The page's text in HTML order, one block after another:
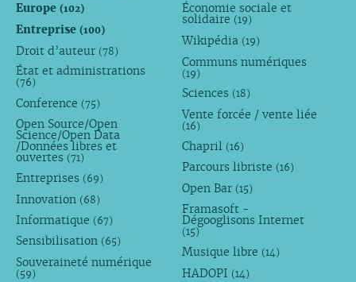
Europe (102)
Entreprise (100)
Droit d’auteur (78)
État et administrations
(76)
Conference (75)
Open Source/Open
Science/Open Data
/Données libres et
ouvertes (71)
Entreprises (69)
Innovation (68)
Informatique (67)
Sensibilisation (65)
Souveraineté numérique
(59)
Économie sociale et
solidaire (19)
Wikipédia (19)
Communs numériques
(19)
Sciences (18)
Vente forcée / vente liée
(16)
Chapril (16)
Parcours libriste (16)
Open Bar (15)
Framasoft -
Dégooglisons Internet
(15)
Musique libre (14)
HADOPI (14)